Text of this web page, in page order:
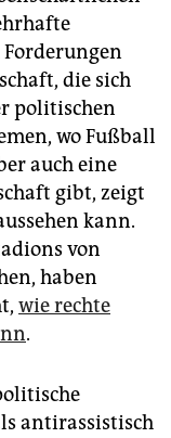
die sich
politischen
wo Fußball
auch eine
gibt, zeigt
kann.
von
haben
wie rechte
.
antirassistisch